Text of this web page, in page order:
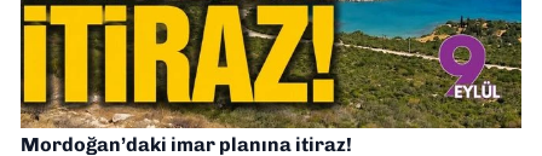
Mordoğan’daki imar planına itiraz!